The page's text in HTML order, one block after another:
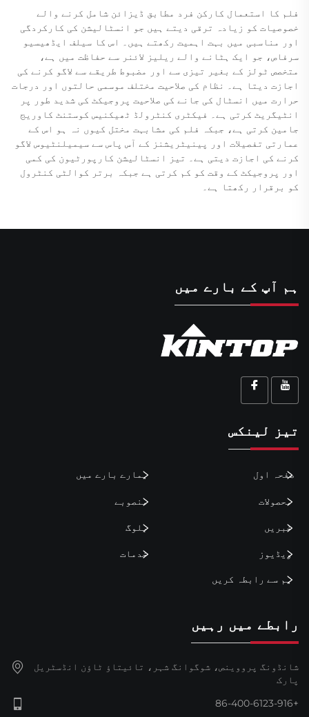
فلم کا استعمال کارکن فرد مطابق ڈیزائن شامل کرنے والے
خصوصیات کو زیادہ ترقی دیتے ہیں جو انسٹالیشن کی کارکردگی
اور مناسبی میں بہت اہمیت رکھتے ہیں۔ اس کا سیلف ایڈھیسیو
سرفاص، جو ایک ہٹانے والے ریلیز لائنر سے حفاظت میں ہے،
متخصص ٹولز کے بغیر تیزی سے اور مضبوط طریقے سے لاگو کرنے کی
اجازت دیتا ہے۔ نظام کی صلاحیت مختلف موسمی حالتوں اور درجات
حرارت میں انسٹال کی جانے کی صلاحیت پروجیکٹ کی شدید طور پر
انٹیگریٹ کرتی ہے۔ فیکٹری کنٹرولڈ ٹھیکنیس کوستنٹ کاوریج
جامین کرتی ہے، جبکہ فلم کی مشابہت مختل کیوں نہ ہو اس کے
عمارتی تفصیلات اور پینیٹریشنز کے آس پاس سے سیمیلنٹیوس لاگو
کرنے کی اجازت دیتی ہے۔ تیز انسٹالیشن کارپورٹیون کی کمی
اور پروجیکٹ کے وقت کو کم کرتی ہے جبکہ برتر کوالٹی کنٹرول
کو برقرار رکھتا ہے۔
ہم آپ کے بارے میں
تیز لینکس
صفحہ اول ہمارے بارے میں
محصولات منصوبے
خبریں بلوگ
ویڈیوز خدمات
ہم سے رابطہ کریں
رابطے میں رہیں
شانڈونگ پرووینص، شوگوانگ شہر، تائیتاؤ ٹاؤن انڈسٹریل
پارک
+86-400-6123-916